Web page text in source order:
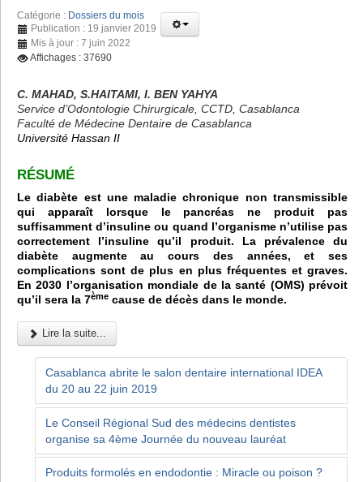
Catégorie : Dossiers du mois
Publication : 19 janvier 2019
Mis à jour : 7 juin 2022
Affichages : 37690
C. MAHAD, S.HAITAMI, I. BEN YAHYA
Service d’Odontologie Chirurgicale, CCTD, Casablanca
Faculté de Médecine Dentaire de Casablanca
Université Hassan II
RÉSUMÉ
Le diabète est une maladie chronique non transmissible
qui apparaît lorsque le pancréas ne produit pas
suffisamment d’insuline ou quand l’organisme n’utilise pas
correctement l’insuline qu’il produit. La prévalence du
diabète augmente au cours des années, et ses
complications sont de plus en plus fréquentes et graves.
En 2030 l’organisation mondiale de la santé (OMS) prévoit
qu’il sera la 7ème cause de décès dans le monde.
Lire la suite...
Casablanca abrite le salon dentaire international IDEA
du 20 au 22 juin 2019
Le Conseil Régional Sud des médecins dentistes
organise sa 4ème Journée du nouveau lauréat
Produits formolés en endodontie : Miracle ou poison ?